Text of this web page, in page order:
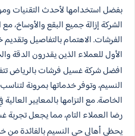
بفضل استخدامها لأحدث التقنيات
الشركة إزالة جميع البقع
الفرشات. الاهتمام بالتفاصيل
الأول للعملاء الذين يقدرون الدقة
افضل شركة غسيل فرشات بالرياض
النسيم، وتوفر خدماتها بمرونة
الخاصة. مع التزامها بالمعايير
رضا العملاء التام، مما يجعل
يحظى أهالي حي النسيم بالفائدة من